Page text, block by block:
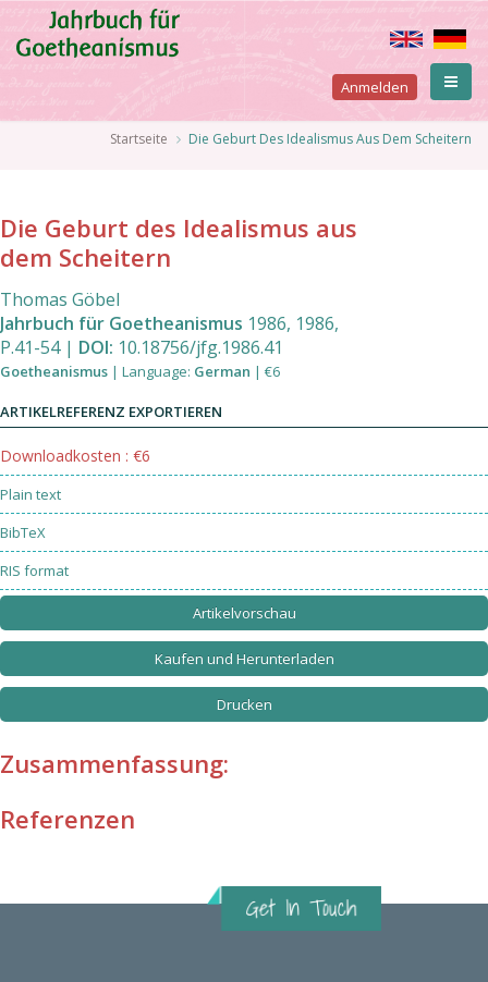
zum
Inhalt
User
account
Anmelden
Pfadnavigation
Startseite Die Geburt Des Idealismus Aus Dem Scheitern
Die Geburt des Idealismus aus
dem Scheitern
Thomas Göbel
Jahrbuch für Goetheanismus 1986, 1986,
P.41-54| DOI: 10.18756/jfg.1986.41
Goetheanismus | Language: German | €6
ARTIKELREFERENZ EXPORTIEREN
Downloadkosten : €6
Plain text
BibTeX
RIS format
Artikelvorschau
Kaufen und Herunterladen
Drucken
Zusammenfassung:
Referenzen